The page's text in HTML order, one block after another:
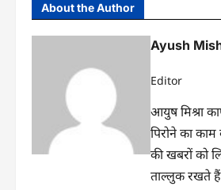
About the Author
Ayush
Editor
आयुष मिश्रा
पिरोने का
की खबरों को
ताल्लुक रखते